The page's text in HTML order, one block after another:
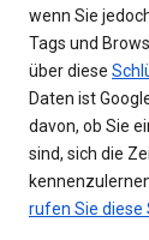
wenn Sie
Tags und
über diese
Daten ist
davon, ob Sie
sind, sich die
rufen Sie diese